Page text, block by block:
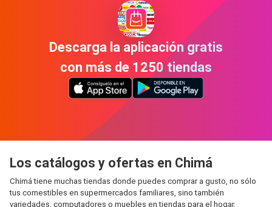
Descarga la aplicación gratis
con más de 1250 tiendas
Los catálogos y ofertas en Chimá
Chimá tiene muchas tiendas donde puedes comprar a gusto, no sólo
tus comestibles en supermercados familiares, sino también
variedades, computadores o muebles en tiendas para el hogar,